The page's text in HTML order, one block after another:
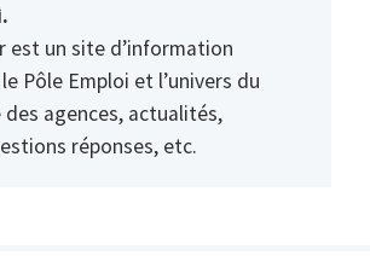
est un site d’information
Pôle Emploi et l’univers du
agences, actualités,
réponses, etc.